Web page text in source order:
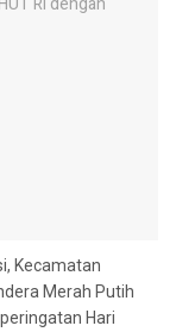
Kecamatan
Merah Putih
Hari